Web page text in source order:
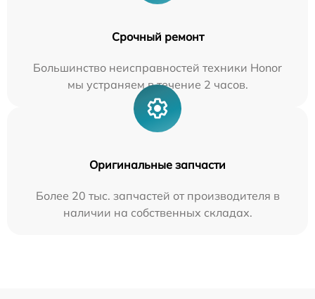
Срочный ремонт
Большинство неисправностей техники Honor
мы устраняем в течение 2 часов.
Оригинальные запчасти
Более 20 тыс. запчастей от производителя в
наличии на собственных складах.